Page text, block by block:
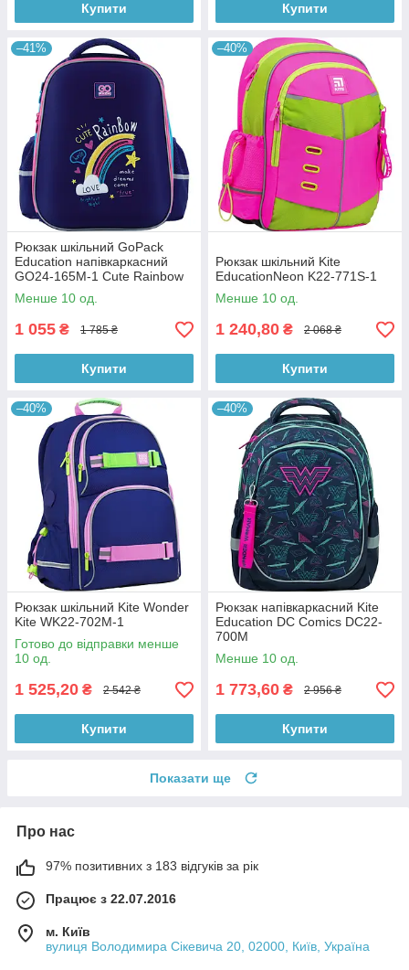
Купити Купити
–41%
Рюкзак шкільний GoPack
Education напівкаркасний
GO24-165M-1 Cute Rainbow
Менше 10 од.
1 055 ₴ 1 785 ₴
Купити
–40%
Рюкзак шкільний Kite
EducationNeon K22-771S-1
Менше 10 од.
1 240,80 ₴ 2 068 ₴
Купити
–40%
Рюкзак шкільний Kite Wonder
Kite WK22-702M-1
Готово до відправки менше
10 од.
1 525,20 ₴ 2 542 ₴
Купити
–40%
Рюкзак напівкаркасний Kite
Education DC Comics DC22-
700M
Менше 10 од.
1 773,60 ₴ 2 956 ₴
Купити
Показати ще
Про нас
97% позитивних з 183 відгуків за рік
Працює з 22.07.2016
м. Київ
вулиця Володимира Сікевича 20, 02000, Київ, Україна